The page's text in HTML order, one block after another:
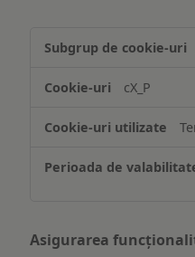
și/sau
informațiilor
pe
dispozitiv
cX_P
Asigurarea